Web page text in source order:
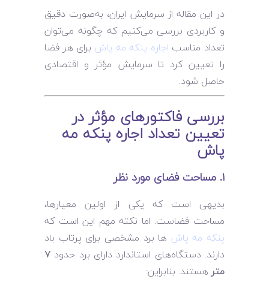
در این مقاله از سرمایش ایران، به‌صورت دقیق
و کاربردی بررسی می‌کنیم که چگونه می‌توان
تعداد مناسب اجاره پنکه مه پاش برای هر فضا
را تعیین کرد تا سرمایش مؤثر و اقتصادی
حاصل شود.
بررسی فاکتورهای مؤثر در
تعیین تعداد اجاره پنکه مه
پاش
۱. مساحت فضای مورد نظر
بدیهی است که یکی از اولین معیارها،
مساحت فضاست. اما نکته مهم این است که
پنکه مه پاش‌ ها برد مشخصی برای پرتاب باد
دارند. دستگاه‌های استاندارد دارای برد حدود ۷
مترهستند. بنابراین: